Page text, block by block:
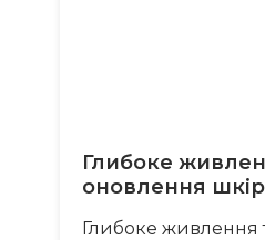
Глибоке
оновлення
Глибоке живлення